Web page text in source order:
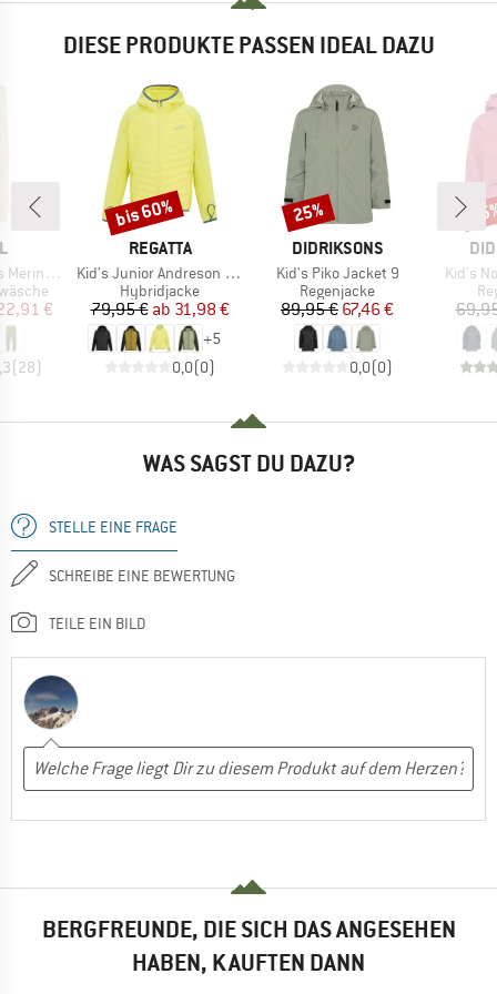
DIESE PRODUKTE PASSEN IDEAL DAZU
Preis
€
(28)
MARKE
REGATTA
Artikel
Kid's Junior Andreson Hybrid
Produktgruppe
Hybridjacke
Preis
79,95 € reduzierter Preis
ab 31,98 €
+5
0,0(0)
Rabatt
bis 60%
MARKE
DIDRIKSONS
Artikel
Kid's Piko Jacket 9
Produktgruppe
Regenjacke
Preis
89,95 €reduzierter Preis
67,46 €
0,0(0)
Rabatt
25%
Artikel
Kid's
WAS SAGST DU DAZU?
STELLE EINE FRAGE
SCHREIBE EINE BEWERTUNG
TEILE EIN BILD
BERGFREUNDE, DIE SICH DAS ANGESEHEN
HABEN, KAUFTEN DANN